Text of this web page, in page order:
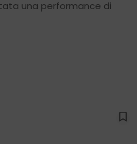
una performance di